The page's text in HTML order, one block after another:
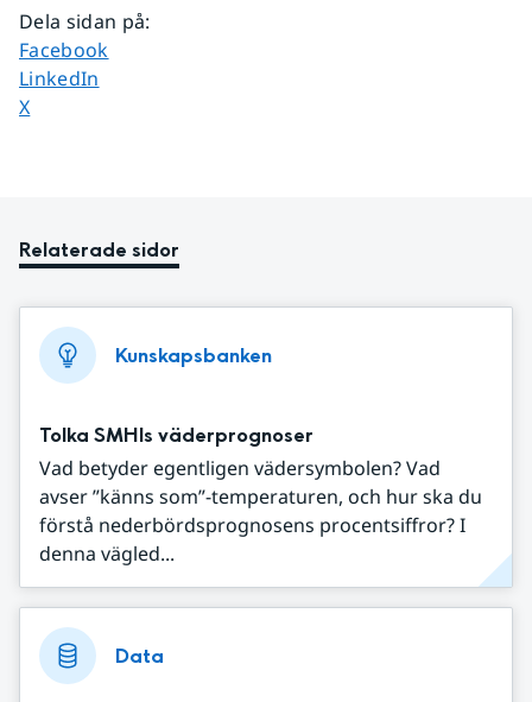
Dela sidan på:
Dela sidan på
Facebook
Dela sidan på
LinkedIn
Dela sidan på
X
Relaterade sidor
Kunskapsbanken
Tolka SMHIs väderprognoser
Vad betyder egentligen vädersymbolen? Vad
avser ”känns som”-temperaturen, och hur ska du
förstå nederbördsprognosens procentsiffror? I
denna vägled...
Data